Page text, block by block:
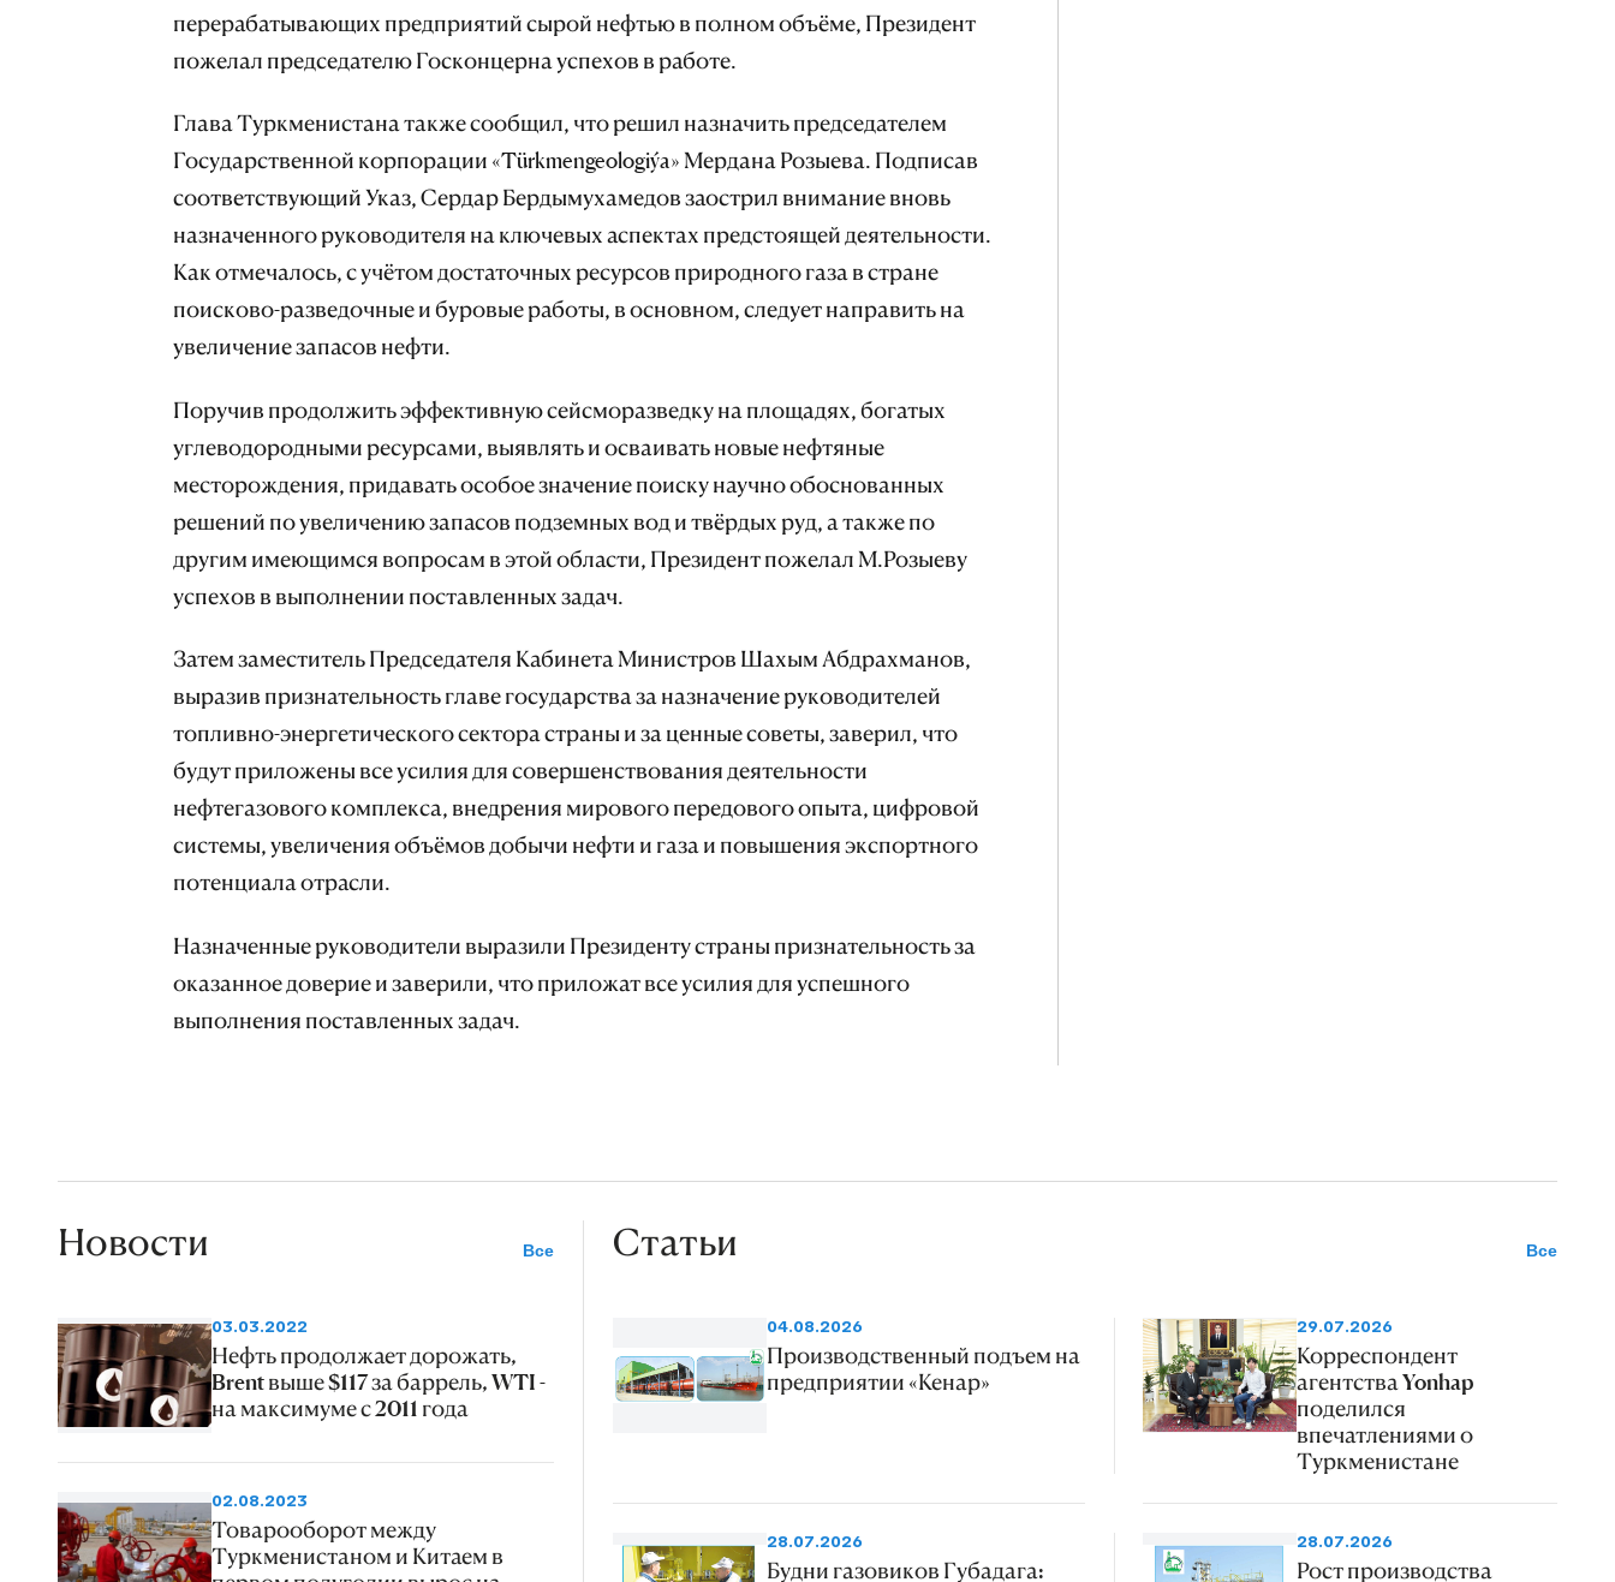
перерабатывающих предприятий сырой нефтью в полном объёме, Президент
пожелал председателю Госконцерна успехов в работе.
Глава Туркменистана также сообщил, что решил назначить председателем
Государственной корпорации «Türkmengeologiýa» Мердана Розыева. Подписав
соответствующий Указ, Сердар Бердымухамедов заострил внимание вновь
назначенного руководителя на ключевых аспектах предстоящей деятельности.
Как отмечалось, с учётом достаточных ресурсов природного газа в стране
поисково-разведочные и буровые работы, в основном, следует направить на
увеличение запасов нефти.
Поручив продолжить эффективную сейсморазведку на площадях, богатых
углеводородными ресурсами, выявлять и осваивать новые нефтяные
месторождения, придавать особое значение поиску научно обоснованных
решений по увеличению запасов подземных вод и твёрдых руд, а также по
другим имеющимся вопросам в этой области, Президент пожелал М.Розыеву
успехов в выполнении поставленных задач.
Затем заместитель Председателя Кабинета Министров Шахым Абдрахманов,
выразив признательность главе государства за назначение руководителей
топливно-энергетического сектора страны и за ценные советы, заверил, что
будут приложены все усилия для совершенствования деятельности
нефтегазового комплекса, внедрения мирового передового опыта, цифровой
системы, увеличения объёмов добычи нефти и газа и повышения экспортного
потенциала отрасли.
Назначенные руководители выразили Президенту страны признательность за
оказанное доверие и заверили, что приложат все усилия для успешного
выполнения поставленных задач.
Новости Все
03.03.2022
Нефть продолжает дорожать,
Brent выше $117 за баррель, WTI -
на максимуме с 2011 года
02.08.2023
Товарооборот между
Туркменистаном и Китаем в
Статьи Все
04.08.2026
Производственный подъем на
предприятии «Кенар»
29.07.2026
Корреспондент
агентства Yonhap
поделился
впечатлениями о
Туркменистане
28.07.2026
Будни газовиков Губадага:
28.07.2026
Рост производства